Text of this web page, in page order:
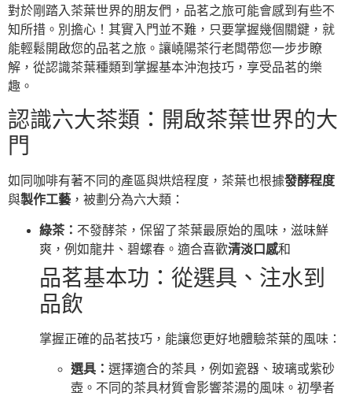
對於剛踏入茶葉世界的朋友們，品茗之旅可能會感到有些不
知所措。別擔心！其實入門並不難，只要掌握幾個關鍵，就
能輕鬆開啟您的品茗之旅。讓嶢陽茶行老闆帶您一步步瞭
解，從認識茶葉種類到掌握基本沖泡技巧，享受品茗的樂
趣。
認識六大茶類：開啟茶葉世界的大
門
如同咖啡有著不同的產區與烘焙程度，茶葉也根據發酵程度
與製作工藝 ，被劃分為六大類：
綠茶： 不發酵茶，保留了茶葉最原始的風味，滋味鮮
爽，例如龍井、碧螺春。適合喜歡清淡口感和
品茗基本功：從選具、注水到
品飲
掌握正確的品茗技巧，能讓您更好地體驗茶葉的風味：
選具： 選擇適合的茶具，例如瓷器、玻璃或紫砂
壺。不同的茶具材質會影響茶湯的風味。初學者